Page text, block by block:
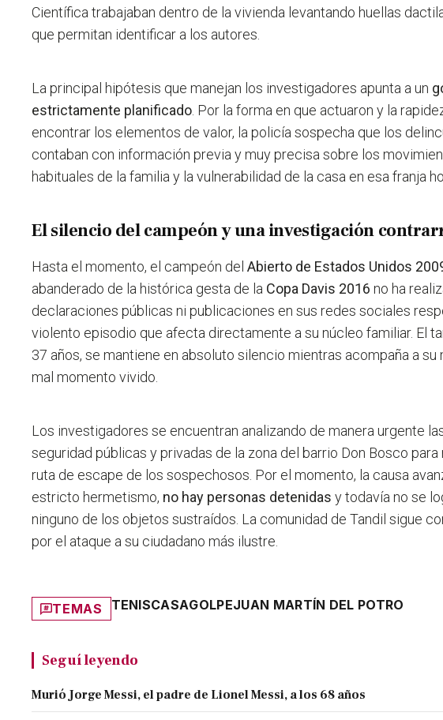
Científica trabajaban dentro de la vivienda levantando huellas
que permitan identificar a los autores.
La principal hipótesis que manejan los investigadores apunta a un
estrictamente planificado . Por la forma en que actuaron y la
encontrar los elementos de valor, la policía sospecha que los
contaban con información previa y muy precisa sobre los
habituales de la familia y la vulnerabilidad de la casa en esa franja
El silencio del campeón y una investigación
Hasta el momento, el campeón delAbierto de Estados Unidos
abanderado de la histórica gesta de la Copa Davis 2016 no ha
declaraciones públicas ni publicaciones en sus redes sociales
violento episodio que afecta directamente a su núcleo familiar. El
37 años, se mantiene en absoluto silencio mientras acompaña a su
mal momento vivido.
Los investigadores se encuentran analizando de manera urgente
seguridad públicas y privadas de la zona del barrio Don Bosco
ruta de escape de los sospechosos. Por el momento, la causa
estricto hermetismo, no hay personas detenidas y todavía no se
ninguno de los objetos sustraídos. La comunidad de Tandil sigue
por el ataque a su ciudadano más ilustre.
TEMAS TENISCASAGOLPEJUAN MARTÍN DEL POTRO
Seguí leyendo
Murió Jorge Messi, el padre de Lionel Messi, a los 68 años